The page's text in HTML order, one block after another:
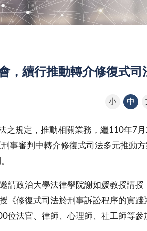
，續行推動轉介修復式司
小 中
規定，推動相關業務，繼110年7
事審判中轉介修復式司法多元推動
政治大學法律學院謝如媛教授講授
《修復式司法於刑事訴訟程序的實踐
位法官、律師、心理師、社工師等參